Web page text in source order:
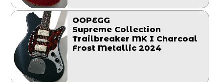
OOPEGG
Supreme Collection
Trailbreaker MK I Charcoal
Frost Metallic 2024